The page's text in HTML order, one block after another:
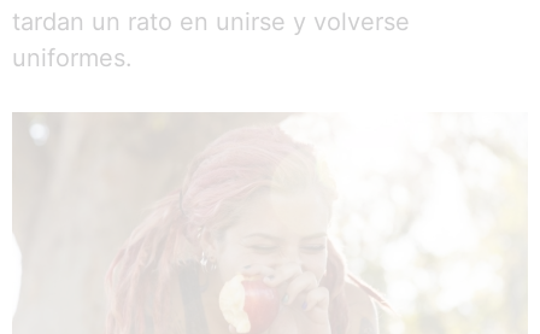
tardan un rato en unirse y volverse
uniformes.